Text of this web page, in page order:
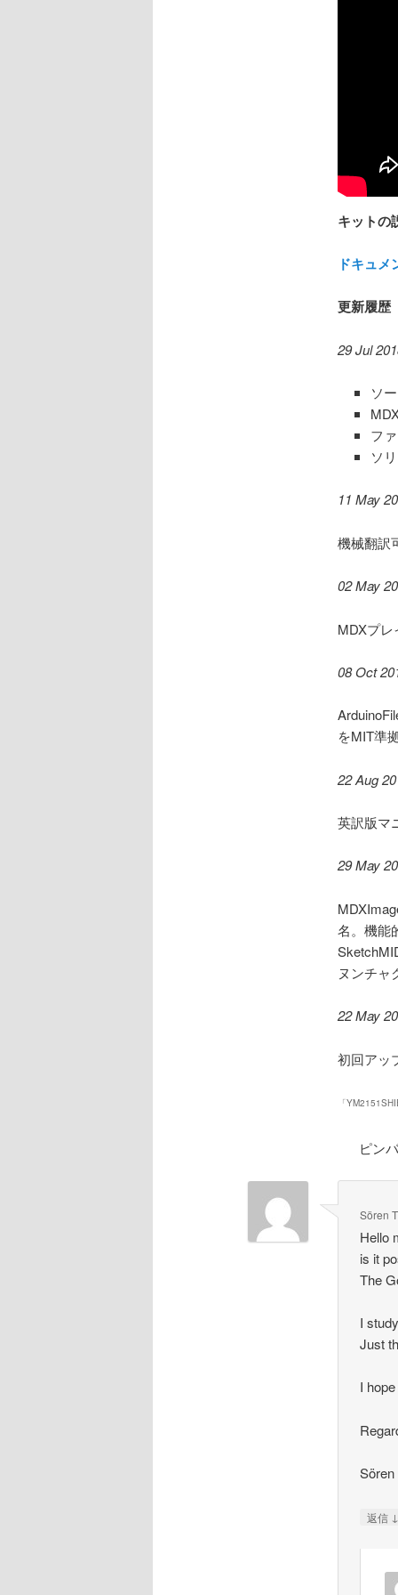
キットの
ドキュ
更新履歴
29 Jul
ソ
フ
ソ
11 May
機械翻訳
02 May
MDXプ
08 Oct
をMIT準
22 Aug
英訳版マ
29 May
名。機能
ヌンチャ
22 May
初回アッ
「
ピン
Sören
Hello
is it
The
I
Just
I
返信